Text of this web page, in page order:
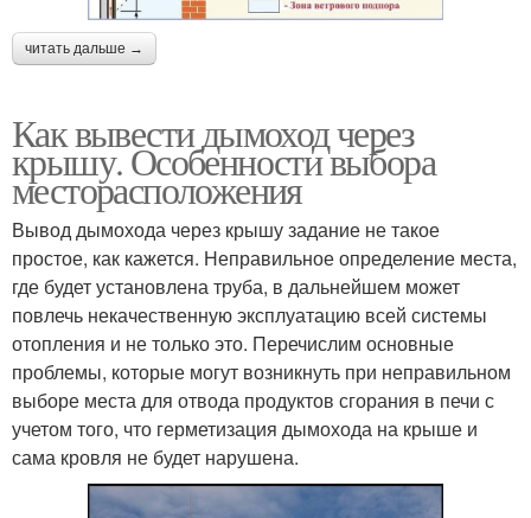
читать дальше →
Как вывести дымоход через
крышу. Особенности выбора
месторасположения
Вывод дымохода через крышу задание не такое
простое, как кажется. Неправильное определение места,
где будет установлена труба, в дальнейшем может
повлечь некачественную эксплуатацию всей системы
отопления и не только это. Перечислим основные
проблемы, которые могут возникнуть при неправильном
выборе места для отвода продуктов сгорания в печи с
учетом того, что герметизация дымохода на крыше и
сама кровля не будет нарушена.